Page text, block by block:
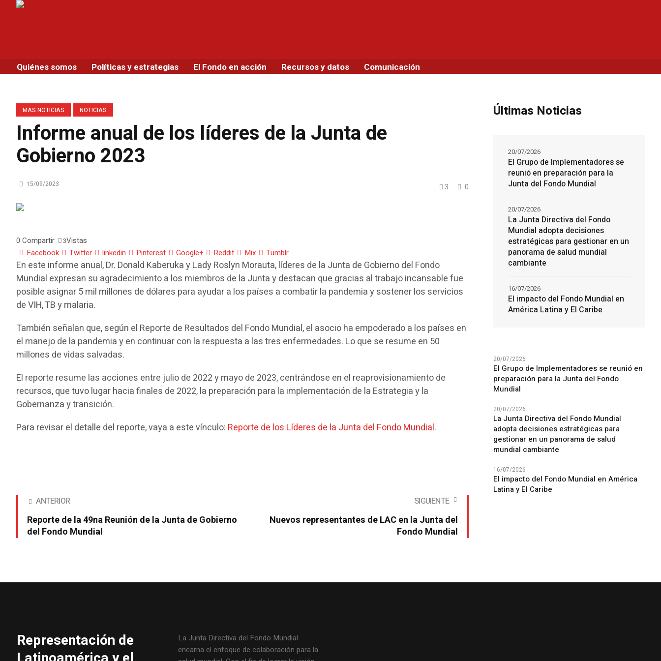
Quiénes somos Políticas y estrategias El Fondo en acción Recursos y datos Comunicación
MAS NOTICIAS NOTICIAS
Informe anual de los líderes de la Junta de
Gobierno 2023
3 0
15/09/2023
0Compartir 3Vistas
Facebook
Twitter linkedin Pinterest Google+ Reddit Mix Tumblr
En este informe anual, Dr. Donald Kaberuka y Lady Roslyn Morauta, líderes de la Junta de Gobierno del Fondo
Mundial expresan su agradecimiento a los miembros de la Junta y destacan que gracias al trabajo incansable fue
posible asignar 5 mil millones de dólares para ayudar a los países a combatir la pandemia y sostener los servicios
de VIH, TB y malaria.
También señalan que, según el Reporte de Resultados del Fondo Mundial, el asocio ha empoderado a los países en
el manejo de la pandemia y en continuar con la respuesta a las tres enfermedades. Lo que se resume en 50
millones de vidas salvadas.
El reporte resume las acciones entre julio de 2022 y mayo de 2023, centrándose en el reaprovisionamiento de
recursos, que tuvo lugar hacia finales de 2022, la preparación para la implementación de la Estrategia y la
Gobernanza y transición.
Para revisar el detalle del reporte, vaya a este vínculo: Reporte de los Líderes de la Junta del Fondo Mundial.
ANTERIOR
Reporte de la 49na Reunión de la Junta de Gobierno
del Fondo Mundial
SIGUIENTE
Nuevos representantes de LAC en la Junta del
Fondo Mundial
Últimas Noticias
El Grupo de Implementadores se
reunió en preparación para la
Junta del Fondo Mundial
20/07/2026
La Junta Directiva del Fondo
Mundial adopta decisiones
estratégicas para gestionar en un
panorama de salud mundial
cambiante
20/07/2026
El impacto del Fondo Mundial en
América Latina y El Caribe
16/07/2026
20/07/2026
El Grupo de Implementadores se reunió en
preparación para la Junta del Fondo
Mundial
20/07/2026
La Junta Directiva del Fondo Mundial
adopta decisiones estratégicas para
gestionar en un panorama de salud
mundial cambiante
16/07/2026
El impacto del Fondo Mundial en América
Latina y El Caribe
Representación de
La Junta Directiva del Fondo Mundial
encarna el enfoque de colaboración para la